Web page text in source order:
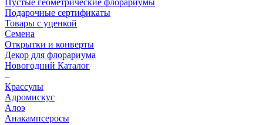
Пустые геометрические флорариумы
Подарочные сертификаты
Товары с уценкой
Семена
Открытки и конверты
Декор для флорариума
Новогодний Каталог
–
Крассулы
Адромискус
Алоэ
Анакампсеросы